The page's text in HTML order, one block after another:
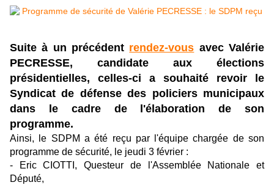
Suite à un précédent rendez-vous avec Valérie
PECRESSE, candidate aux élections
présidentielles, celles-ci a souhaité revoir le
Syndicat de défense des policiers municipaux
dans le cadre de l'élaboration de son
programme.
Ainsi, le SDPM a été reçu par l'équipe chargée de son
programme de sécurité, le jeudi 3 février :
- Eric CIOTTI, Questeur de l'Assemblée Nationale et
Député,